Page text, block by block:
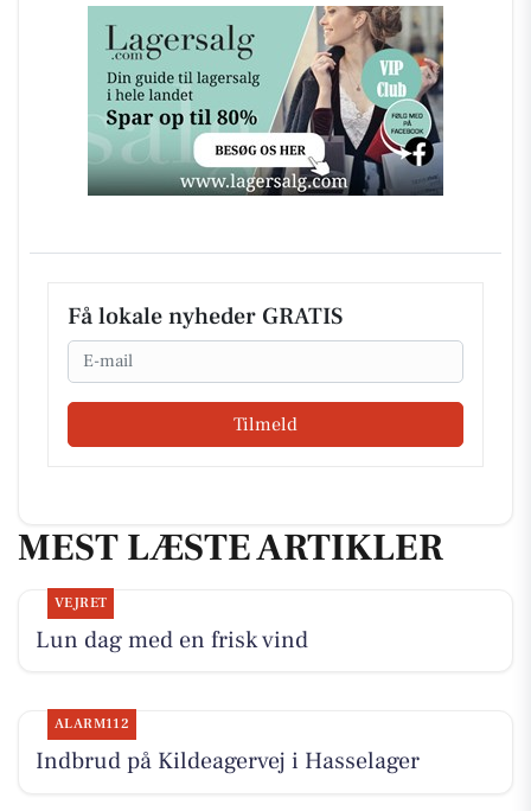
Få lokale nyheder GRATIS
Email
Tilmeld
MEST LÆSTE ARTIKLER
VEJRET
Lun dag med en frisk vind
ALARM112
Indbrud på Kildeagervej i Hasselager